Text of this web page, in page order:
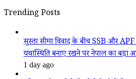
Trending Posts
सुस्ता सीमा विवाद के बीच SSB और
यथास्थिति बनाए रखने पर नेपाल का बड़ा
1 day ago